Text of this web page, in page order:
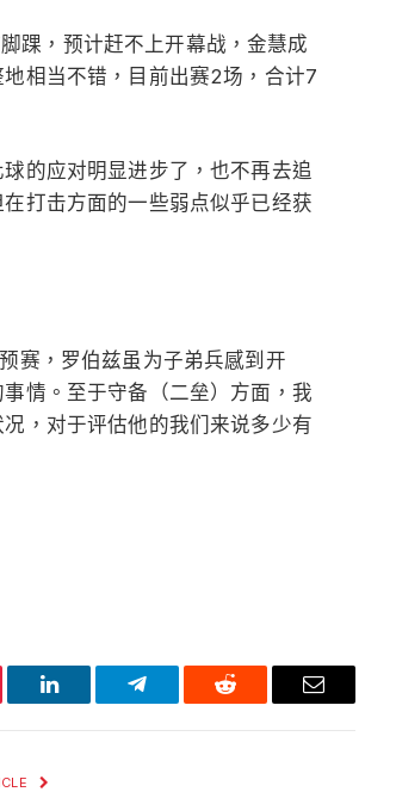
踝，预计赶不上开幕战，金慧成
相当不错，目前出赛2场，合计7
的应对明显进步了，也不再去追
打击方面的一些弱点似乎已经获
赛，罗伯兹虽为子弟兵感到开
情。至于守备（二垒）方面，我
，对于评估他的我们来说多少有
LinkedIn Telegram Reddit Email